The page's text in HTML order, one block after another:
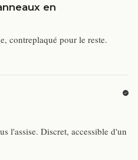
en
contreplaqué pour le reste.
l'assise. Discret, accessible d'un